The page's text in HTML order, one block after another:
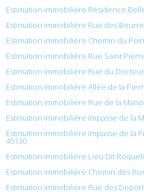
Estimation immobilière Résidence
Estimation immobilière Rue des
Estimation immobilière Chemin du
Estimation immobilière Rue Saint
Estimation immobilière Rue du
Estimation immobilière Allée de la
Estimation immobilière Rue de la
Estimation immobilière Impasse de la
Estimation immobilière Impasse de la
45130
Estimation immobilière Lieu Dit
Estimation immobilière Chemin des
Estimation immobilière Rue des